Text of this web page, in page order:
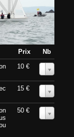
Prix
Nb
10 €
15 €
50 €